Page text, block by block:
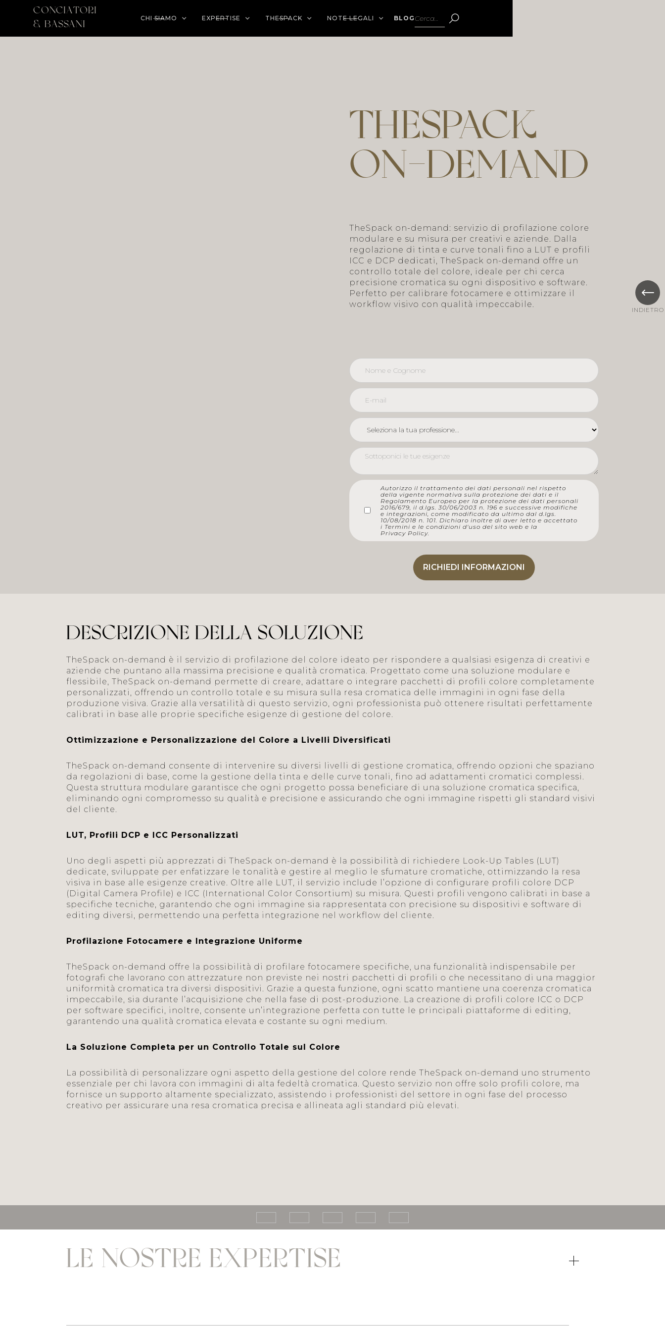
conciatori
& bassani
CHI SIAMO EXPERTISE THESPACK NOTE LEGALI BLOG
INDIETRO
THESPACK
ON-DEMAND
TheSpack on-demand: servizio di profilazione colore
modulare e su misura per creativi e aziende. Dalla
regolazione di tinta e curve tonali fino a LUT e profili
ICC e DCP dedicati, TheSpack on-demand offre un
controllo totale del colore, ideale per chi cerca
precisione cromatica su ogni dispositivo e software.
Perfetto per calibrare fotocamere e ottimizzare il
workflow visivo con qualità impeccabile.
Autorizzo il trattamento dei dati personali nel rispetto
della vigente normativa sulla protezione dei dati e il
Regolamento Europeo per la protezione dei dati personali
2016/679, il d.lgs. 30/06/2003 n. 196 e successive modifiche
e integrazioni, come modificato da ultimo dal d.lgs.
10/08/2018 n. 101. Dichiaro inoltre di aver letto e accettato
i Termini e le condizioni d'uso del sito web e la
Privacy Policy.
DESCRIZIONE DELLA SOLUZIONE
TheSpack on-demand è il servizio di profilazione del colore ideato per rispondere a qualsiasi esigenza di creativi e
aziende che puntano alla massima precisione e qualità cromatica. Progettato come una soluzione modulare e
flessibile, TheSpack on-demand permette di creare, adattare o integrare pacchetti di profili colore completamente
personalizzati, offrendo un controllo totale e su misura sulla resa cromatica delle immagini in ogni fase della
produzione visiva. Grazie alla versatilità di questo servizio, ogni professionista può ottenere risultati perfettamente
calibrati in base alle proprie specifiche esigenze di gestione del colore.
Ottimizzazione e Personalizzazione del Colore a Livelli Diversificati
TheSpack on-demand consente di intervenire su diversi livelli di gestione cromatica, offrendo opzioni che spaziano
da regolazioni di base, come la gestione della tinta e delle curve tonali, fino ad adattamenti cromatici complessi.
Questa struttura modulare garantisce che ogni progetto possa beneficiare di una soluzione cromatica specifica,
eliminando ogni compromesso su qualità e precisione e assicurando che ogni immagine rispetti gli standard visivi
del cliente.
LUT, Profili DCP e ICC Personalizzati
Uno degli aspetti più apprezzati di TheSpack on-demand è la possibilità di richiedere Look-Up Tables (LUT)
dedicate, sviluppate per enfatizzare le tonalità e gestire al meglio le sfumature cromatiche, ottimizzando la resa
visiva in base alle esigenze creative. Oltre alle LUT, il servizio include l’opzione di configurare profili colore DCP
(Digital Camera Profile) e ICC (International Color Consortium) su misura. Questi profili vengono calibrati in base a
specifiche tecniche, garantendo che ogni immagine sia rappresentata con precisione su dispositivi e software di
editing diversi, permettendo una perfetta integrazione nel workflow del cliente.
Profilazione Fotocamere e Integrazione Uniforme
TheSpack on-demand offre la possibilità di profilare fotocamere specifiche, una funzionalità indispensabile per
fotografi che lavorano con attrezzature non previste nei nostri pacchetti di profili o che necessitano di una maggior
uniformità cromatica tra diversi dispositivi. Grazie a questa funzione, ogni scatto mantiene una coerenza cromatica
impeccabile, sia durante l’acquisizione che nella fase di post-produzione. La creazione di profili colore ICC o DCP
per software specifici, inoltre, consente un’integrazione perfetta con tutte le principali piattaforme di editing,
garantendo una qualità cromatica elevata e costante su ogni medium.
La Soluzione Completa per un Controllo Totale sul Colore
La possibilità di personalizzare ogni aspetto della gestione del colore rende TheSpack on-demand uno strumento
essenziale per chi lavora con immagini di alta fedeltà cromatica. Questo servizio non offre solo profili colore, ma
fornisce un supporto altamente specializzato, assistendo i professionisti del settore in ogni fase del processo
creativo per assicurare una resa cromatica precisa e allineata agli standard più elevati.
LE NOSTRE EXPERTISE